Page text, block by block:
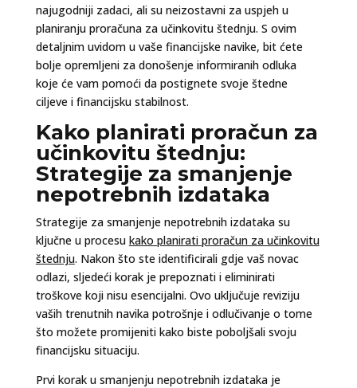
najugodniji zadaci, ali su neizostavni za uspjeh u
planiranju proračuna za učinkovitu štednju. S ovim
detaljnim uvidom u vaše financijske navike, bit ćete
bolje opremljeni za donošenje informiranih odluka
koje će vam pomoći da postignete svoje štedne
ciljeve i financijsku stabilnost.
Kako planirati proračun za
učinkovitu štednju:
Strategije za smanjenje
nepotrebnih izdataka
Strategije za smanjenje nepotrebnih izdataka su
ključne u procesu kako planirati proračun za učinkovitu
štednju. Nakon što ste identificirali gdje vaš novac
odlazi, sljedeći korak je prepoznati i eliminirati
troškove koji nisu esencijalni. Ovo uključuje reviziju
vaših trenutnih navika potrošnje i odlučivanje o tome
što možete promijeniti kako biste poboljšali svoju
financijsku situaciju.
Prvi korak u smanjenju nepotrebnih izdataka je